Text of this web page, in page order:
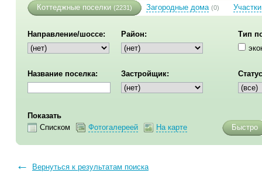
Коттеджные поселки (2231) Загородные дома (0) Участки
Направление/шоссе: Район:
Тип
Название поселка: Застройщик:
Показать
Списком
Фотогалереей На карте Быстро
←
Вернуться к результатам поиска